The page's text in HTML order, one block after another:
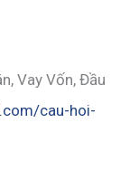
Vay Vốn, Đầu
cau-hoi-